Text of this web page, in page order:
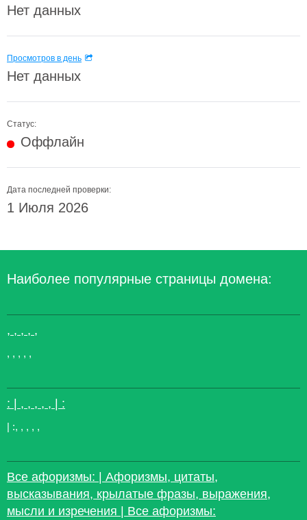
Нет данных
Просмотров в день
Нет данных
Статус:
Оффлайн
Дата последней проверки:
1 Июля 2026
Наиболее популярные страницы домена:
, , , , ,
, , , , ,
: | , , , , , | :
| :, , , , ,
Все афоризмы: | Афоризмы, цитаты,
высказывания, крылатые фразы, выражения,
мысли и изречения | Все афоризмы: